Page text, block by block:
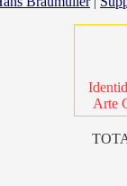
Arte